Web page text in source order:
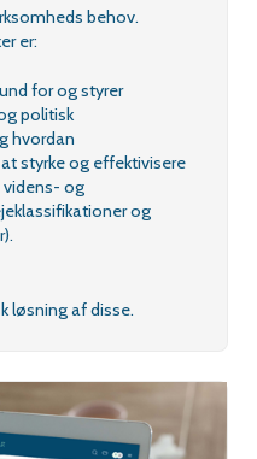
behov.
er:
for og styrer
politisk
hvordan
at styrke og effektivisere
og
og
løsning af disse.